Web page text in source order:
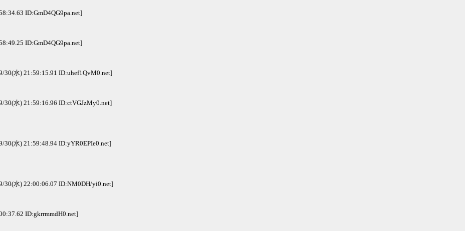
ID:GmD4QG9pa.net]
ID:GmD4QG9pa.net]
30(水) 21:59:15.91 ID:uhef1QvM0.net]
30(水) 21:59:16.96 ID:ctVGJzMy0.net]
30(水) 21:59:48.94 ID:yYR0EPIe0.net]
30(水) 22:00:06.07 ID:NM0DH/yi0.net]
ID:gkrrmmdH0.net]